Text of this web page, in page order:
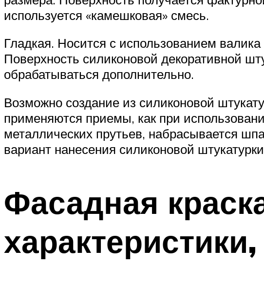
используется «камешковая» смесь.
Гладкая. Носится с использованием
Поверхность силиконовой декоративной
обрабатываться дополнительно.
Возможно создание из силиконовой
применяются приемы, как при
металлических прутьев, набрасывается
вариант нанесения силиконовой
Фасадная